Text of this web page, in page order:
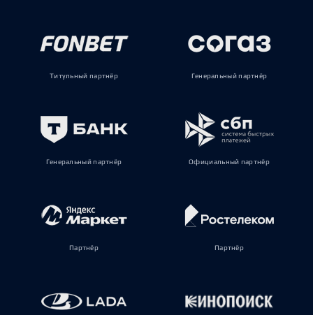
Титульный партнёр Генеральный партнёр
Генеральный партнёр Официальный партнёр
Партнёр Партнёр